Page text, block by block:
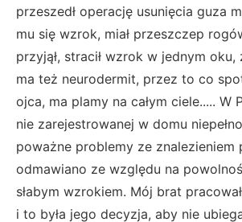
przeszedł operację usunięcia guza
mu się wzrok, miał przeszczep
przyjął, stracił wzrok w jednym
ma też neurodermit, przez to co
ojca, ma plamy na całym ciele..... W
nie zarejestrowanej w domu
poważne problemy ze znalezieniem
odmawiano ze względu na
słabym wzrokiem. Mój brat
i to była jego decyzja, aby nie